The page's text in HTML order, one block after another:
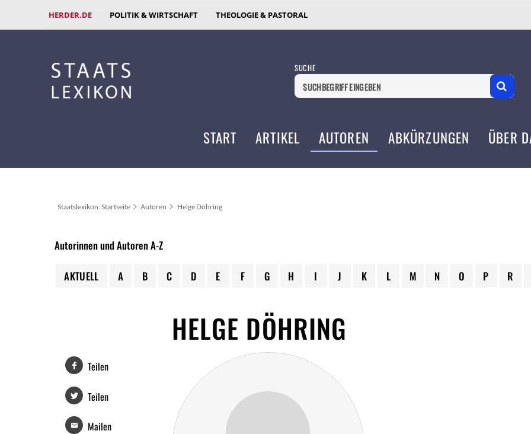
HERDER.DE POLITIK & WIRTSCHAFT THEOLOGIE & PASTORAL
SUCHE
START ARTIKEL AUTOREN ABKÜRZUNGEN ÜBER
Staatslexikon: Startseite Autoren Helge Döhring
Autorinnen und Autoren A-Z
AKTUELL A B C D E F G H I J K L M N O P R
HELGE DÖHRING
Teilen
Teilen
Mailen